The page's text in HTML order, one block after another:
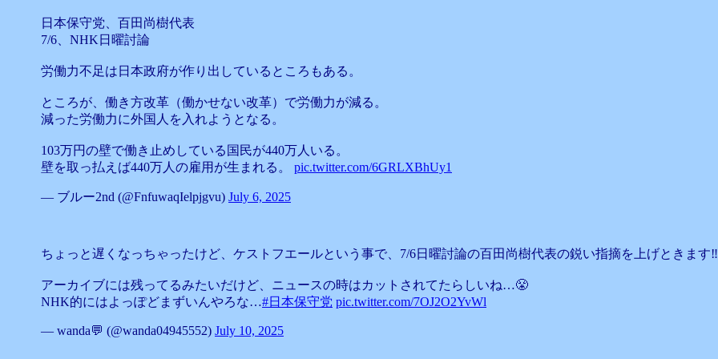
日本保守党、百田尚樹代表
7/6、NHK日曜討論
労働力不足は日本政府が作り出しているところもある。
ところが、働き方改革（働かせない改革）で労働力が減る。
減った労働力に外国人を入れようとなる。
103万円の壁で働き止めしている国民が440万人いる。
壁を取っ払えば440万人の雇用が生まれる。 pic.twitter.com/6GRLXBhUy1
— ブルー2nd (@FnfuwaqIelpjgvu) July 6, 2025
ちょっと遅くなっちゃったけど、ケストフエールという事で、7/6日曜討論の百田尚樹代表の鋭い指摘を上げときます
アーカイブには残ってるみたいだけど、ニュースの時はカットされてたらしいね…😤
NHK的にはよっぽどまずいんやろな…#日本保守党 pic.twitter.com/7OJ2O2YvWl
— wanda💬 (@wanda04945552) July 10, 2025